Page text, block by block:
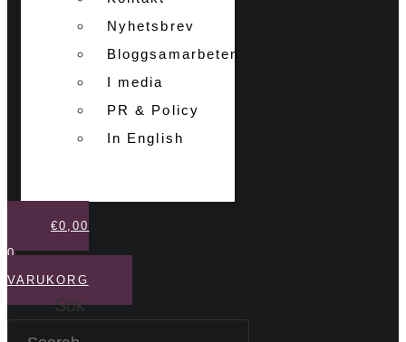
Nyhetsbrev
Bloggsamarbeten
I media
PR & Policy
In English
€0,00
0
VARUKORG
Sök